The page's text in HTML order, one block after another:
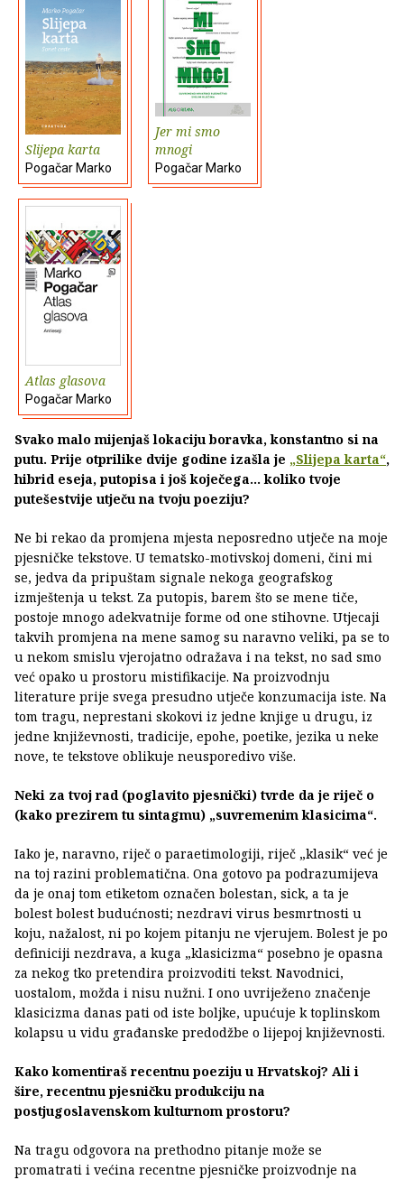
Slijepa karta
Pogačar Marko
Jer mi smo
mnogi
Pogačar Marko
Atlas glasova
Pogačar Marko
Svako malo mijenjaš lokaciju boravka, konstantno si na
putu. Prije otprilike dvije godine izašla je „Slijepa karta“,
hibrid eseja, putopisa i još koječega... koliko tvoje
putešestvije utječu na tvoju poeziju?
Ne bi rekao da promjena mjesta neposredno utječe na moje
pjesničke tekstove. U tematsko-motivskoj domeni, čini mi
se, jedva da pripuštam signale nekoga geografskog
izmještenja u tekst. Za putopis, barem što se mene tiče,
postoje mnogo adekvatnije forme od one stihovne. Utjecaji
takvih promjena na mene samog su naravno veliki, pa se to
u nekom smislu vjerojatno odražava i na tekst, no sad smo
već opako u prostoru mistifikacije. Na proizvodnju
literature prije svega presudno utječe konzumacija iste. Na
tom tragu, neprestani skokovi iz jedne knjige u drugu, iz
jedne književnosti, tradicije, epohe, poetike, jezika u neke
nove, te tekstove oblikuje neusporedivo više.
Neki za tvoj rad (poglavito pjesnički) tvrde da je riječ o
(kako prezirem tu sintagmu) „suvremenim klasicima“.
Iako je, naravno, riječ o paraetimologiji, riječ „klasik“ već je
na toj razini problematična. Ona gotovo pa podrazumijeva
da je onaj tom etiketom označen bolestan, sick, a ta je
bolest bolest budućnosti; nezdravi virus besmrtnosti u
koju, nažalost, ni po kojem pitanju ne vjerujem. Bolest je po
definiciji nezdrava, a kuga „klasicizma“ posebno je opasna
za nekog tko pretendira proizvoditi tekst. Navodnici,
uostalom, možda i nisu nužni. I ono uvriježeno značenje
klasicizma danas pati od iste boljke, upućuje k toplinskom
kolapsu u vidu građanske predodžbe o lijepoj književnosti.
Kako komentiraš recentnu poeziju u Hrvatskoj? Ali i
šire, recentnu pjesničku produkciju na
postjugoslavenskom kulturnom prostoru?
Na tragu odgovora na prethodno pitanje može se
promatrati i većina recentne pjesničke proizvodnje na